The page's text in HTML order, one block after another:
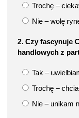
Trochę –
Nie – wolę
2. Czy fascynuje
handlowych z
Tak –
Trochę –
Nie – unikam